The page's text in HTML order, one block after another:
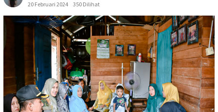
20 Februari 2024 350 Dilihat